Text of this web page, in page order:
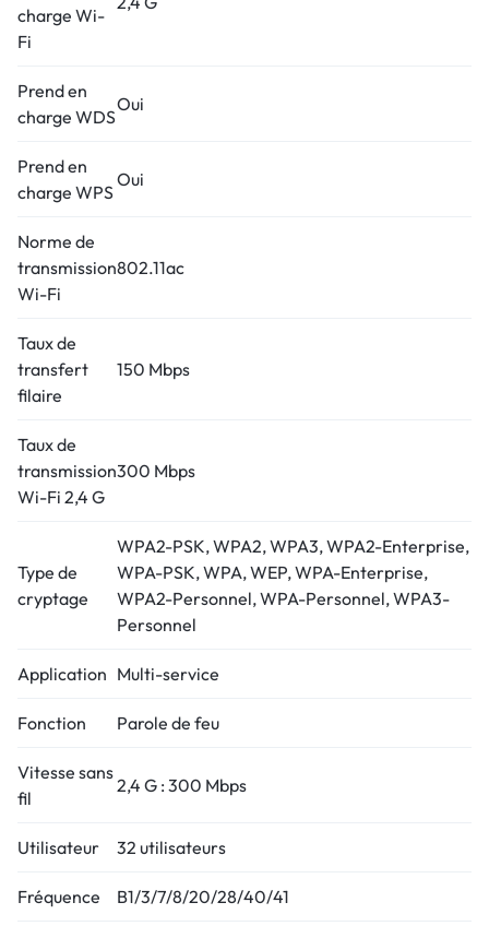
charge Wi-
Fi
Prend en
charge WDS
Oui
Prend en
charge WPS
Oui
Norme de
transmission
Wi-Fi
802.11ac
Taux de
transfert
filaire
150 Mbps
Taux de
transmission
Wi-Fi 2,4 G
300 Mbps
Type de
cryptage
WPA2-PSK, WPA2, WPA3, WPA2-Enterprise,
WPA-PSK, WPA, WEP, WPA-Enterprise,
WPA2-Personnel, WPA-Personnel, WPA3-
Personnel
Application Multi-service
Fonction Parole de feu
Vitesse sans
fil
2,4 G : 300 Mbps
Utilisateur 32 utilisateurs
Fréquence B1/3/7/8/20/28/40/41